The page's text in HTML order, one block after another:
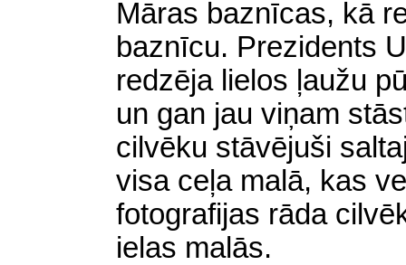
Māras baznīcas, kā
baznīcu. Prezidents
redzēja lielos ļaužu
un gan jau viņam
cilvēku stāvējuši
visa ceļa malā, kas
fotografijas rāda
ielas malās.